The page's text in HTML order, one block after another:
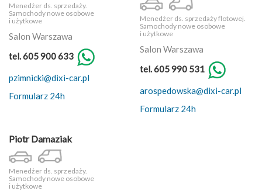
Menedżer ds. sprzedaży.
Samochody nowe osobowe
i użytkowe
Salon Warszawa
tel. 605 900 633
pzimnicki@dixi-car.pl
Formularz 24h
Menedżer ds. sprzedaży flotowej.
Samochody nowe osobowe
i użytkowe
Salon Warszawa
tel. 605 990 531
arospedowska@dixi-car.pl
Formularz 24h
Piotr Damaziak
Menedżer ds. sprzedaży.
Samochody nowe osobowe
i użytkowe